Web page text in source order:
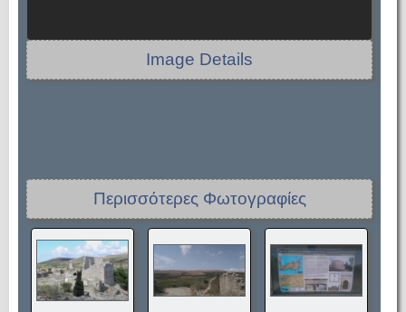
Image Details
Περισσότερες Φωτογραφίες